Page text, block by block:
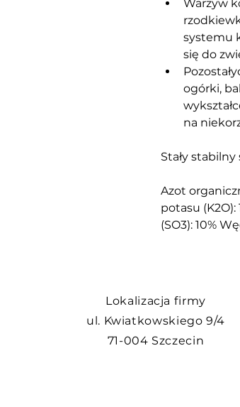
Warzyw
systemu
się do
ogórki,
na
Stały stabilny
Azot
potasu (K2O):
(SO3): 10%
Lokalizacja firmy
ul. Kwiatkowskiego 9/4
71-004 Szczecin